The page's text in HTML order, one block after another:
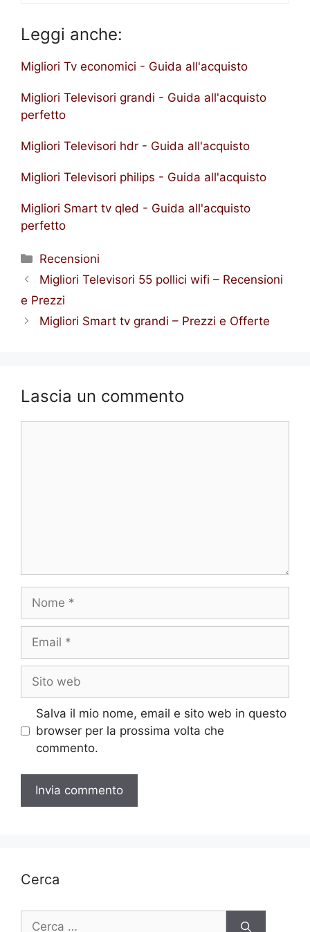
Leggi anche:
Migliori Tv economici - Guida all'acquisto
Migliori Televisori grandi - Guida all'acquisto
perfetto
Migliori Televisori hdr - Guida all'acquisto
Migliori Televisori philips - Guida all'acquisto
Migliori Smart tv qled - Guida all'acquisto
perfetto
Categorie
Recensioni
Migliori Televisori 55 pollici wifi – Recensioni
e Prezzi
Migliori Smart tv grandi – Prezzi e Offerte
Lascia un commento
web
Salva il mio nome, email e sito web in questo
browser per la prossima volta che
commento.
Cerca
Ricerca